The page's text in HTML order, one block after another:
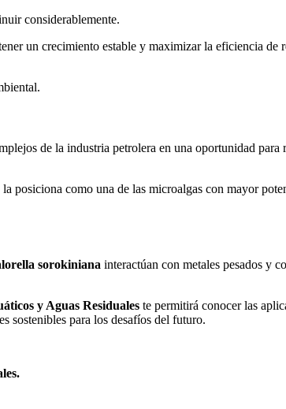
considerablemente.
un crecimiento estable y maximizar la eficiencia de
de la industria petrolera en una oportunidad para
posiciona como una de las microalgas con mayor
sorokiniana interactúan con metales pesados y
y Aguas Residuales te permitirá conocer las
sostenibles para los desafíos del futuro.